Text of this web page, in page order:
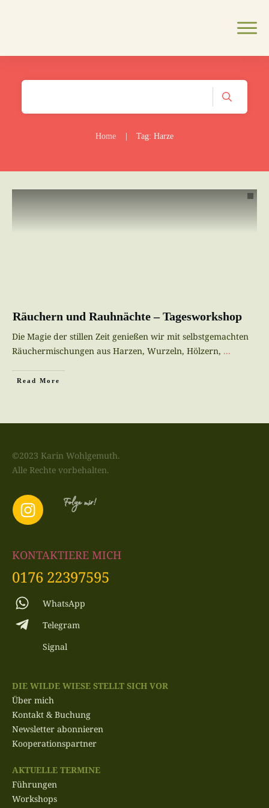
Home Tag: Harze
Räuchern und Rauhnächte – Tagesworkshop
Die Magie der stillen Zeit genießen wir mit selbstgemachten
Räuchermischungen aus Harzen, Wurzeln, Hölzern, ...
Read More
©2023 Karin Wohlgemuth.
Alle Rechte vorbehalten.
Folge mir!
KONTAKTIERE MICH
0176 22397595
WhatsApp
Telegram
Signal
DIE WILDE WIESE STELLT SICH VOR
Über mich
Kontakt & Buchung
Newsletter abonnieren
Kooperationspartner
AKTUELLE TERMINE
Führungen
Workshops